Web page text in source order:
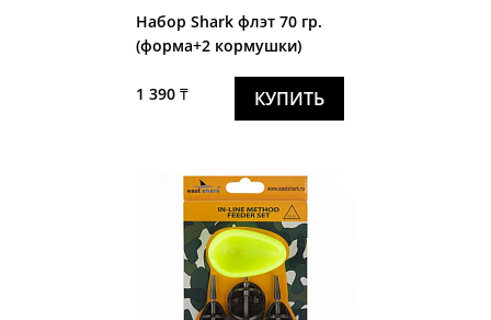
Набор Shark флэт 70 гр.
(форма+2 кормушки)
1 390 ₸ КУПИТЬ